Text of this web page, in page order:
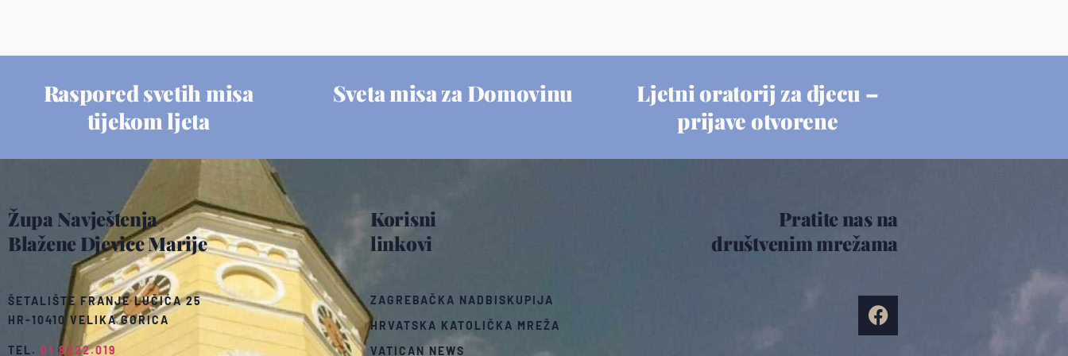
Raspored svetih misa
tijekom ljeta
Sveta misa za Domovinu
Ljetni oratorij za djecu –
prijave otvorene
Župa Navještenja
Blažene Djevice Marije
ŠETALIŠTE FRANJE LUČIĆA 25
HR-10410 VELIKA GORICA
TEL. 01.6222.019
Korisni
linkovi
ZAGREBAČKA NADBISKUPIJA
HRVATSKA KATOLIČKA MREŽA
VATICAN NEWS
Pratite nas na
društvenim mrežama